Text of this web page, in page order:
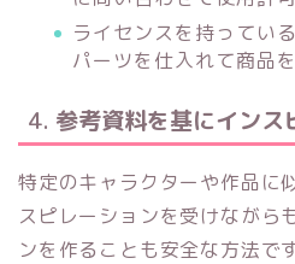
ライセンスを持ってい
パーツを仕入れて商品
4. 参考資料を基にインス
特定のキャラクターや作品に
スピレーションを受けながら
ンを作ることも安全な方法で